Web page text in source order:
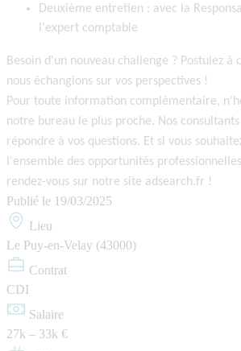
Deuxième entretien : avec la
l'expert comptable
Besoin d'un nouveau challenge ? Postulez à
nous échangions sur vos perspectives !
Pour toute information complémentaire,
notre bureau le plus proche. Nos
répondre à vos questions. Et si vous
l'ensemble des opportunités
rendez-vous sur notre site adsearch.fr !
Publié le 19/03/2025
Lieu
Le Puy-en-Velay (43000)
Contrat
CDI
Salaire
27k – 33k €